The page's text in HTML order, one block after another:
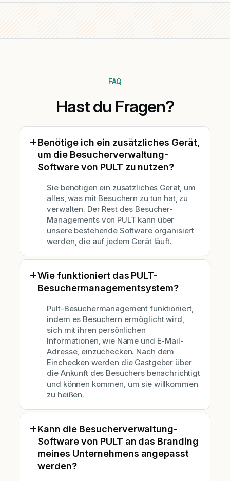
FAQ
Hast du Fragen?
Benötige ich ein zusätzliches Gerät,
um die Besucherverwaltung-
Software von PULT zu nutzen?
Sie benötigen ein zusätzliches Gerät, um
alles, was mit Besuchern zu tun hat, zu
verwalten. Der Rest des Besucher-
Managements von PULT kann über
unsere bestehende Software organisiert
werden, die auf jedem Gerät läuft.
Wie funktioniert das PULT-
Besuchermanagementsystem?
Pult-Besuchermanagement funktioniert,
indem es Besuchern ermöglicht wird,
sich mit ihren persönlichen
Informationen, wie Name und E-Mail-
Adresse, einzuchecken. Nach dem
Einchecken werden die Gastgeber über
die Ankunft des Besuchers benachrichtigt
und können kommen, um sie willkommen
zu heißen.
Kann die Besucherverwaltung-
Software von PULT an das Branding
meines Unternehmens angepasst
werden?